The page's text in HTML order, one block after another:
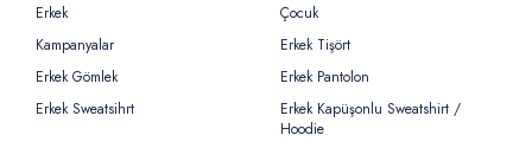
Erkek
Çocuk
Kampanyalar
Erkek Tişört
Erkek Gömlek
Erkek Pantolon
Erkek Sweatsihrt
Erkek Kapüşonlu Sweatshirt /
Hoodie